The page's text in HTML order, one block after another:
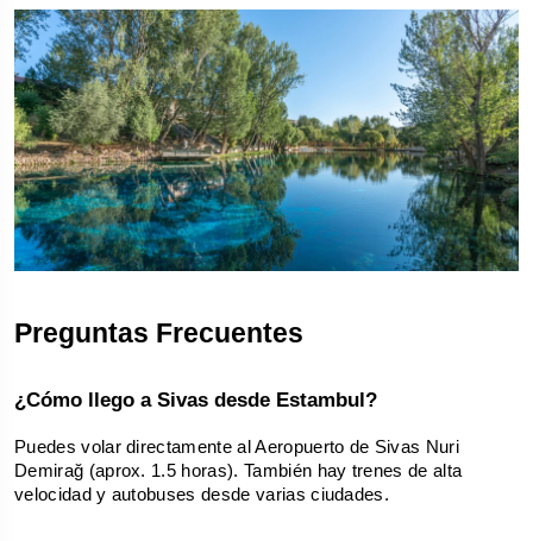
Preguntas Frecuentes
¿Cómo llego a Sivas desde Estambul?
Puedes volar directamente al Aeropuerto de Sivas Nuri
Demirağ (aprox. 1.5 horas). También hay trenes de alta
velocidad y autobuses desde varias ciudades.